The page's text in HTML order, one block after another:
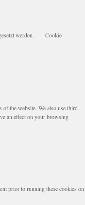
werden.
Cookie
of the website. We also use third-
an effect on your browsing
prior to running these cookies on